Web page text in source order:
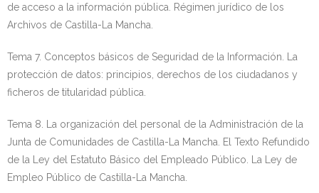
de acceso a la información pública. Régimen jurídico de los
Archivos de Castilla-La Mancha.
Tema 7. Conceptos básicos de Seguridad de la Información. La
protección de datos: principios, derechos de los ciudadanos y
ficheros de titularidad pública.
Tema 8. La organización del personal de la Administración de la
Junta de Comunidades de Castilla-La Mancha. El Texto Refundido
de la Ley del Estatuto Básico del Empleado Público. La Ley de
Empleo Público de Castilla-La Mancha.